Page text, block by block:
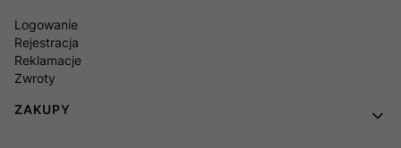
Logowanie
Rejestracja
Reklamacje
Zwroty
ZAKUPY